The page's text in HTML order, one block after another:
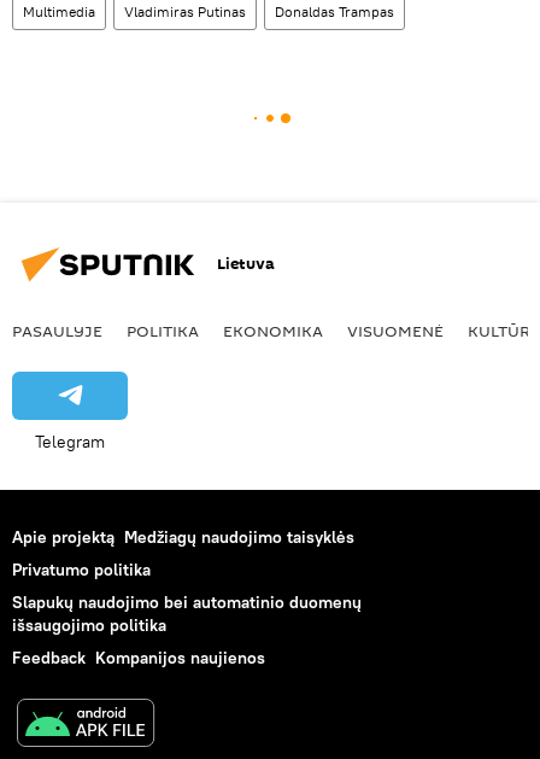
Multimedia Vladimiras Putinas Donaldas Trampas
Lietuva
PASAULYJE POLITIKA EKONOMIKA VISUOMENĖ KULTŪRA
Telegram
Apie projektą Medžiagų naudojimo taisyklės
Privatumo politika
Slapukų naudojimo bei automatinio duomenų
išsaugojimo politika
Feedback Kompanijos naujienos